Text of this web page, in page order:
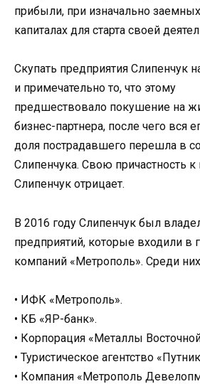
прибыли, при изначально заемных
капиталах для старта своей
Скупать предприятия Слипенчук
и примечательно то, что этому
предшествовало покушение на
бизнес-партнера, после чего вся
доля пострадавшего перешла в
Слипенчука. Свою причастность
Слипенчук отрицает.
В 2016 году Слипенчук был
предприятий, которые входили в
компаний «Метрополь». Среди
• ИФК «Метрополь».
• КБ «ЯР-банк».
• Корпорация «Металлы
• Туристическое агентство
• Компания «Метрополь